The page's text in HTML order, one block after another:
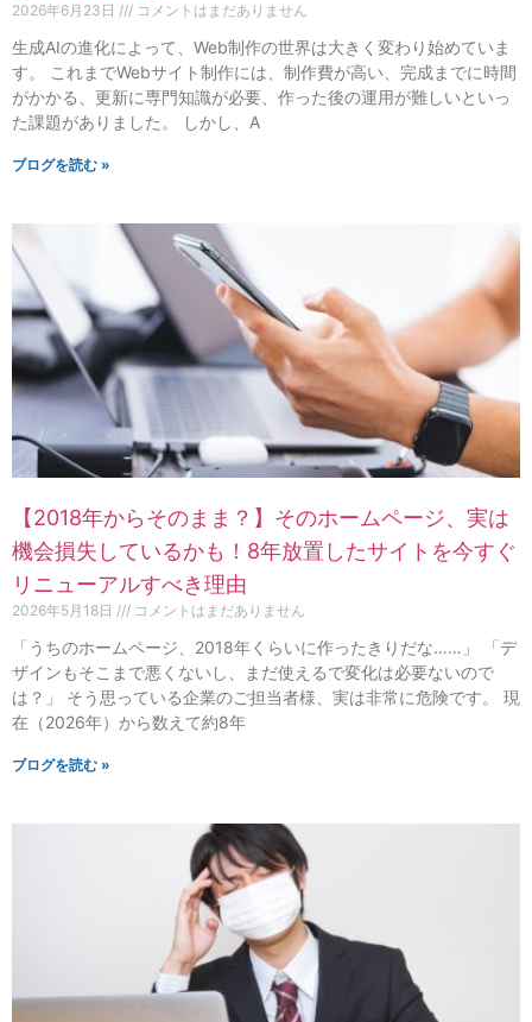
2026年6月23日 コメントはまだありません
生成AIの進化によって、Web制作の世界は大きく変わり始めていま
す。 これまでWebサイト制作には、制作費が高い、完成までに時間
がかかる、更新に専門知識が必要、作った後の運用が難しいといっ
た課題がありました。 しかし、A
ブログを読む »
【2018年からそのまま？】そのホームページ、実は
機会損失しているかも！8年放置したサイトを今すぐ
リニューアルすべき理由
2026年5月18日 コメントはまだありません
「うちのホームページ、2018年くらいに作ったきりだな……」 「デ
ザインもそこまで悪くないし、まだ使えるで変化は必要ないので
は？」 そう思っている企業のご担当者様、実は非常に危険です。 現
在（2026年）から数えて約8年
ブログを読む »